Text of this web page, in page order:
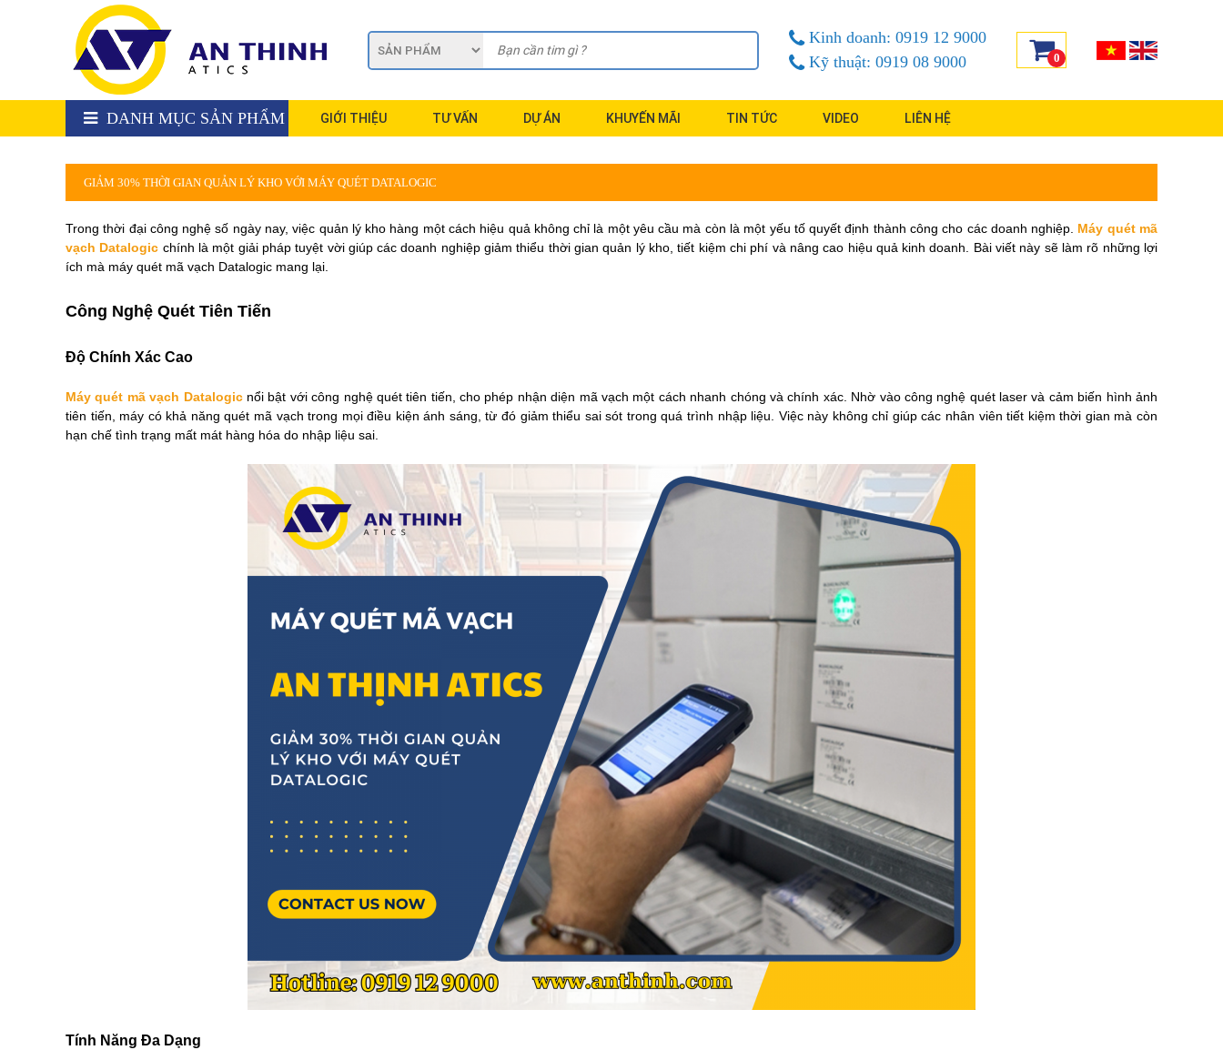
Kinh doanh: 0919 12 9000
Kỹ thuật: 0919 08 9000
0
DANH MỤC SẢN PHẨM GIỚI THIỆU TƯ VẤN DỰ ÁN KHUYẾN MÃI TIN TỨC VIDEO LIÊN HỆ
GIẢM 30% THỜI GIAN QUẢN LÝ KHO VỚI MÁY QUÉT DATALOGIC
Trong thời đại công nghệ số ngày nay, việc quản lý kho hàng một cách hiệu quả không chỉ là một yêu cầu mà còn là một yếu tố quyết định thành công cho các doanh nghiệp. Máy quét mã
vạch Datalogic chính là một giải pháp tuyệt vời giúp các doanh nghiệp giảm thiểu thời gian quản lý kho, tiết kiệm chi phí và nâng cao hiệu quả kinh doanh. Bài viết này sẽ làm rõ những lợi
ích mà máy quét mã vạch Datalogic mang lại.
Công Nghệ Quét Tiên Tiến
Độ Chính Xác Cao
Máy quét mã vạch Datalogicnổi bật với công nghệ quét tiên tiến, cho phép nhận diện mã vạch một cách nhanh chóng và chính xác. Nhờ vào công nghệ quét laser và cảm biến hình ảnh
tiên tiến, máy có khả năng quét mã vạch trong mọi điều kiện ánh sáng, từ đó giảm thiểu sai sót trong quá trình nhập liệu. Việc này không chỉ giúp các nhân viên tiết kiệm thời gian mà còn
hạn chế tình trạng mất mát hàng hóa do nhập liệu sai.
Tính Năng Đa Dạng